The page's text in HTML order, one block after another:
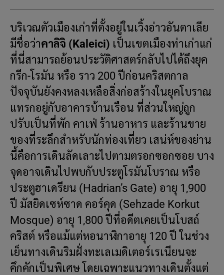
บริเวณตัวเมืองเก่าที่ตั้งอยู่ในเวิ้งอ่าวอันตาเลีย
มีชื่อว่าคาลิจิ (Kaleici) เป็นเขตเมืองท่าเก่าแก่
ที่นี่สามารถย้อนประวัติศาสตร์กลับไปได้ถึงยุค
กรีก-โรมัน หรือ ราว 200 ปีก่อนคริสตกาล
ปัจจุบันยังคงหลงเหลือสิ่งก่อสร้างในยุคโบราณ
แทรกอยู่กับอาคารบ้านเรือน ที่ส่วนใหญ่ถูก
ปรับเป็นที่พัก คาเฟ่ ร้านอาหาร และร้านขาย
ของที่ระลึกสำหรับนักท่องเที่ยว เสน่ห์ของย่าน
นี้คือการเดินลัดเลาะไปตามตรอกซอกซอย บาง
จุดอาจเดินไปพบกับประตูโรมันโบราณ หรือ
ประตูฮาเดรียน (Hadrian’s Gate) อายุ 1,900
ปี มัสยิดเซห์ซาด คอร์คุด (Sehzade Korkut
Mosque) อายุ 1,800 ปีที่อดีตเคยเป็นโบสถ์
คริสต์ หรือแม้แต่หอนาฬิกาอายุ 120 ปี ในช่วง
เย็นทางเดินริมฝั่งทะเลเมดิเตอร์เรเนียนจะ
คึกคักเป็นพิเศษ โดยเฉพาะแนวทางเดินตั้งแต่